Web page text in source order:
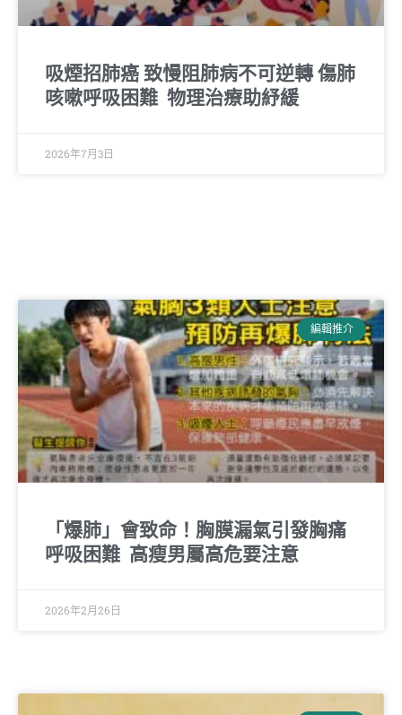
吸煙招肺癌 致慢阻肺病不可逆轉 傷肺
咳嗽呼吸困難 物理治療助紓緩
2026年7月3日
編輯推介
「爆肺」會致命！胸膜漏氣引發胸痛
呼吸困難 高瘦男屬高危要注意
2026年2月26日